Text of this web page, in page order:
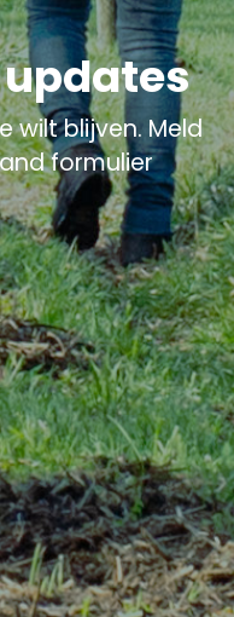
wilt blijven. Meld
formulier